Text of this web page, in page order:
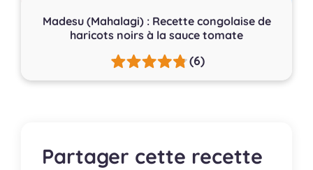
Madesu (Mahalagi) : Recette congolaise de
haricots noirs à la sauce tomate
(6)
Partager cette recette